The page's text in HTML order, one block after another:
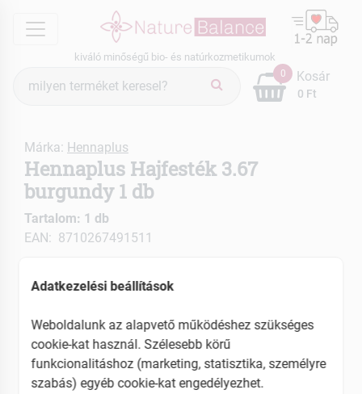
menu
kiváló minőségű bio- és natúrkozmetikumok
keresés
0
0 Ft
Kosár
Márka: Hennaplus
Hennaplus Hajfesték 3.67
burgundy 1 db
Tartalom: 1 db
EAN: 8710267491511
Adatkezelési beállítások
Weboldalunk az alapvető működéshez szükséges
cookie-kat használ. Szélesebb körű
funkcionalitáshoz (marketing, statisztika, személyre
szabás) egyéb cookie-kat engedélyezhet.